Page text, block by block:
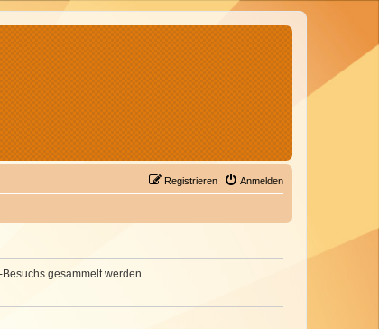
Anmelden
Registrieren
Besuchs gesammelt werden.